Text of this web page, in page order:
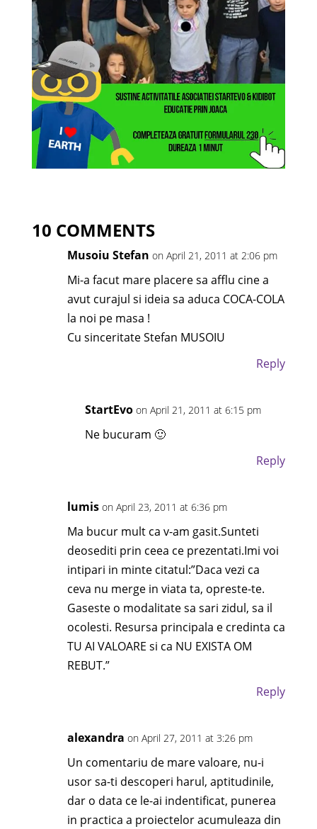
10 COMMENTS
Musoiu Stefan on April 21, 2011 at 2:06 pm
Mi-a facut mare placere sa afflu cine a
avut curajul si ideia sa aduca COCA-COLA
la noi pe masa !
Cu sinceritate Stefan MUSOIU
Reply
StartEvo on April 21, 2011 at 6:15 pm
Ne bucuram 🙂
Reply
lumis on April 23, 2011 at 6:36 pm
Ma bucur mult ca v-am gasit.Sunteti
deosediti prin ceea ce prezentati.Imi voi
intipari in minte citatul:”Daca vezi ca
ceva nu merge in viata ta, opreste-te.
Gaseste o modalitate sa sari zidul, sa il
ocolesti. Resursa principala e credinta ca
TU AI VALOARE si ca NU EXISTA OM
REBUT.”
Reply
alexandra on April 27, 2011 at 3:26 pm
Un comentariu de mare valoare, nu-i
usor sa-ti descoperi harul, aptitudinile,
dar o data ce le-ai indentificat, punerea
in practica a proiectelor acumuleaza din